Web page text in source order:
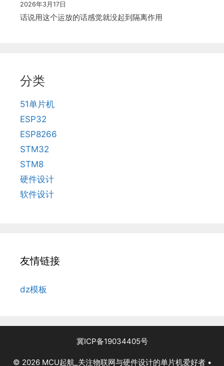
2026年3月17日
话说用这个运放的话感觉就没起到隔离作用
分类
51单片机
ESP32
ESP8266
STM32
STM8
硬件设计
软件设计
友情链接
dz模板
冀ICP备19034405号
© 2026 MCU起航_关注物联网与硬件设计的单片机爱好者•